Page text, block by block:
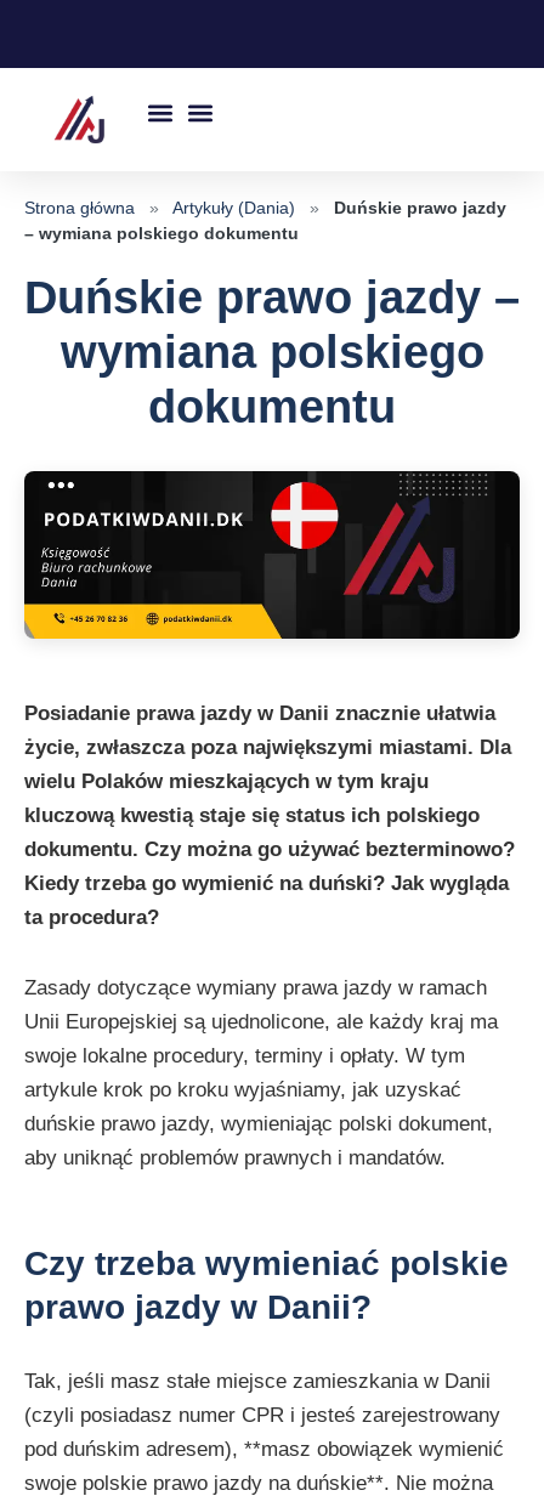
Przejdź
treści
Strona główna » Artykuły (Dania) »
Duńskie prawo jazdy
– wymiana polskiego dokumentu
Duńskie prawo jazdy –
wymiana polskiego
dokumentu
Posiadanie prawa jazdy w Danii znacznie ułatwia
życie, zwłaszcza poza największymi miastami. Dla
wielu Polaków mieszkających w tym kraju
kluczową kwestią staje się status ich polskiego
dokumentu. Czy można go używać bezterminowo?
Kiedy trzeba go wymienić na duński? Jak wygląda
ta procedura?
Zasady dotyczące wymiany prawa jazdy w ramach
Unii Europejskiej są ujednolicone, ale każdy kraj ma
swoje lokalne procedury, terminy i opłaty. W tym
artykule krok po kroku wyjaśniamy, jak uzyskać
duńskie prawo jazdy, wymieniając polski dokument,
aby uniknąć problemów prawnych i mandatów.
Czy trzeba wymieniać polskie
prawo jazdy w Danii?
Tak, jeśli masz stałe miejsce zamieszkania w Danii
(czyli posiadasz numer CPR i jesteś zarejestrowany
pod duńskim adresem), **masz obowiązek wymienić
swoje polskie prawo jazdy na duńskie**. Nie można